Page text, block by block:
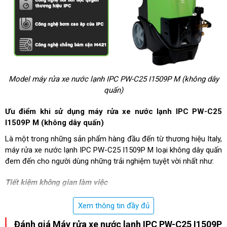
Model máy rửa xe nước lạnh IPC PW-C25 I1509P M (không dây
quấn)
Ưu điểm khi sử dụng máy rửa xe nước lạnh IPC PW-C25
I1509P M (không dây quấn)
Là một trong những sản phẩm hàng đầu đến từ thương hiệu Italy,
máy rửa xe nước lạnh IPC PW-C25 I1509P M loại không dây quấn
đem đến cho người dùng những trải nghiệm tuyệt vời nhất như:
Tiết kiệm không gian làm việc
được thiết kế nhỏ gọn với kích thước các chiều
là 49x40x93cm. Kết hợp với bộ khung vỏ bằng nhựa, điều này
giúp khối lượng của thiết bị khá nhẹ, chỉ vào khoảng 30kg.
Xem thông tin đầy đủ
Đánh giá Máy rửa xe nước lạnh IPC PW-C25 I1509P